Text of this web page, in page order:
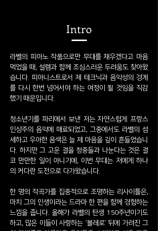
Intro
라벨의 피아노 작품으로만 무대를 채우겠다고 마음
먹었을 때, 설렘과 함께 조심스러운 두려움도 찾아왔
습니다. 피아니스트로서 제 테크닉과 음악성의 경계
를 다시 한번 넘어서야 하는 여정이 될 것임을 직감
했기 때문입니다.
청소년기를 파리에서 보낸 저는 자연스럽게 프랑스
인상주의 음악에 매료되었고, 그중에서도 라벨의 섬
세하고 우아한 음색은 늘 제 마음을 깊이 흔들었습니
다. 하지만 그 고운 결을 청중들과 나눈다는 것은 결
코 만만한 일이 아니기에, 이번 무대는 저에게 하나
의 커다란 도전으로 다가왔습니다.
한 명의 작곡가를 집중적으로 조명하는 리사이틀은,
마치 그의 인생이라는 드라마 한 편을 함께 경험하는
느낌을 줍니다. 올해가 라벨의 탄생 150주년이기도
하고, 많은 이들이 사랑하는 ‘볼레로’ 뒤에 가려진 그